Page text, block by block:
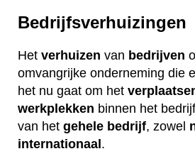
Bedrijfsverhuizingen
Het verhuizen van bedrijven
omvangrijke onderneming die
het nu gaat om het
werkplekken binnen het
van het gehele bedrijf, zowel
internationaal .